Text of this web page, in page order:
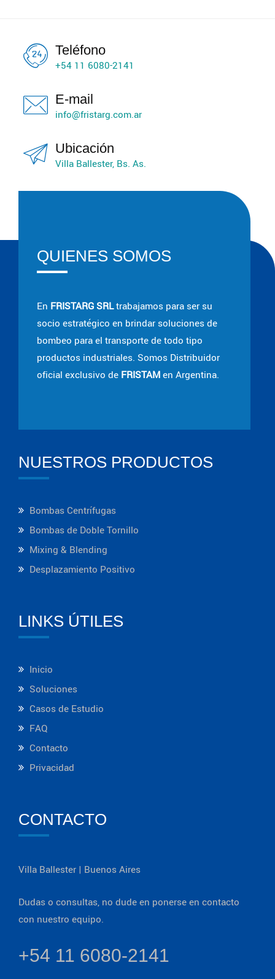
Teléfono
+54 11 6080-2141
E-mail
info@fristarg.com.ar
Ubicación
Villa Ballester, Bs. As.
QUIENES SOMOS
En FRISTARG SRLtrabajamos para ser su
socio estratégico en brindar soluciones de
bombeo para el transporte de todo tipo
productos industriales. Somos Distribuidor
oficial exclusivo de FRISTAMen Argentina.
NUESTROS PRODUCTOS
Bombas Centrífugas
Bombas de Doble Tornillo
Mixing & Blending
Desplazamiento Positivo
LINKS ÚTILES
Inicio
Soluciones
Casos de Estudio
FAQ
Contacto
Privacidad
CONTACTO
Villa Ballester | Buenos Aires
Dudas o consultas, no dude en ponerse en contacto
con nuestro equipo.
+54 11 6080-2141